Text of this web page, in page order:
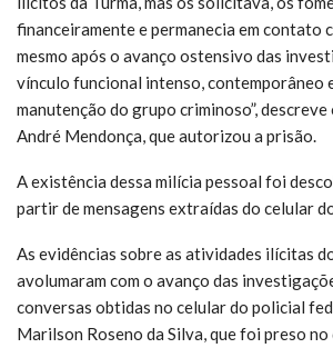
financeiramente e permanecia em contato
mesmo após o avanço ostensivo das
vínculo funcional intenso, contemporâneo
manutenção do grupo criminoso”,
André Mendonça, que autorizou a prisão.
A existência dessa milícia pessoal foi
partir de mensagens extraídas do celular
As evidências sobre as atividades ilícitas
avolumaram com o avanço das
conversas obtidas no celular do policial
Marilson Roseno da Silva, que foi preso no